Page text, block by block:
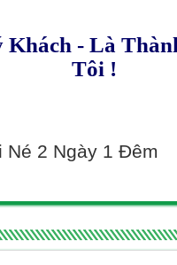
- Là
Tôi !
Né 2 Ngày 1 Đêm